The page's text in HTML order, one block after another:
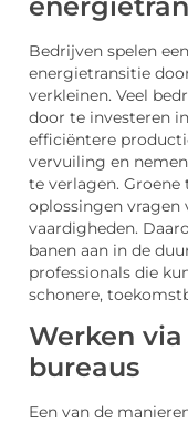
Bedrijven spelen
energietransitie
verkleinen. Veel
door te investeren
efficiëntere
vervuiling en
te verlagen.
oplossingen vragen
vaardigheden.
banen aan in de
professionals die
schonere,
Werken
bureaus
Een van de